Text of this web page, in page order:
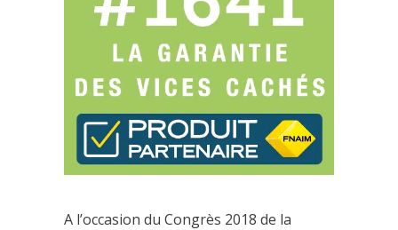
A l’occasion du Congrès 2018 de la